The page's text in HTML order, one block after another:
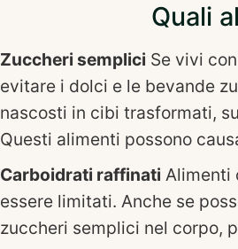
Quali
Zuccheri semplici Se vivi
evitare i dolci e le bevande
nascosti in cibi trasformati,
Questi alimenti possono
Carboidrati raffinati Alimenti
essere limitati. Anche se
zuccheri semplici nel corpo,